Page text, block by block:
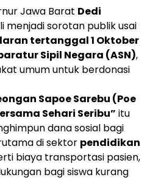
Jawa Barat Dedi
menjadi sorotan publik usai
tertanggal 1 Oktober
Sipil Negara (ASN),
umum untuk berdonasi
Sapoe Sarebu (Poe
Sehari Seribu” itu
dana sosial bagi
di sektor pendidikan
biaya transportasi pasien,
bagi siswa kurang